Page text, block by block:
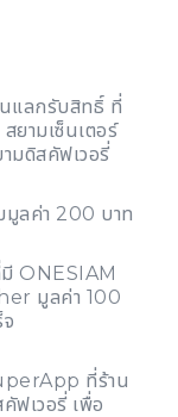
นแลกรับสิทธิ์ ที่
ามเซ็นเตอร์
ดิสคัฟเวอรี่
ลค่า 200 บาท
ONESIAM
มูลค่า 100
ที่ร้าน
ฟเวอรี่ เพื่อ